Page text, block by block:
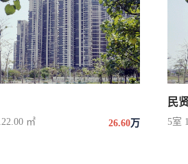
㎡ 26.60万
民
5室